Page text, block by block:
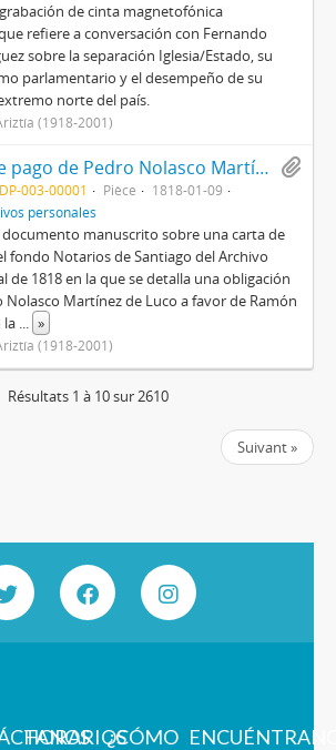
de cinta magnetofónica
refiere a conversación con Fernando
sobre la separación Iglesia/Estado, su
parlamentario y el desempeño de su
norte del país.
(1918-2001)
[Obligación de pago de Pedro Nolasco Martínez de Luco a favor de Ramón Martínez de Luco]
003-00001 Pièce
1818-01-09
personales
manuscrito sobre una carta de
fondo Notarios de Santiago del Archivo
de 1818 en la que se detalla una obligación
Nolasco Martínez de Luco a favor de Ramón
la ... »
(1918-2001)
Résultats 1 à 10 sur 2610
Suivant »
HORARIOS¿CÓMO